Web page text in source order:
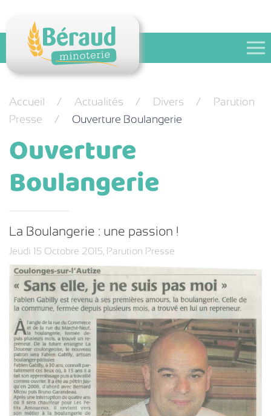
Festival des pains
Accueil Actualités Divers
Parution
Presse
Ouverture Boulangerie
Ouverture
Boulangerie
La Boulangerie : une passion !
Jeudi 15 Octobre 2015, Parution Presse